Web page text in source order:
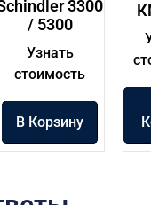
3300
/ 5300
Узнать
стоимость
В Корзину